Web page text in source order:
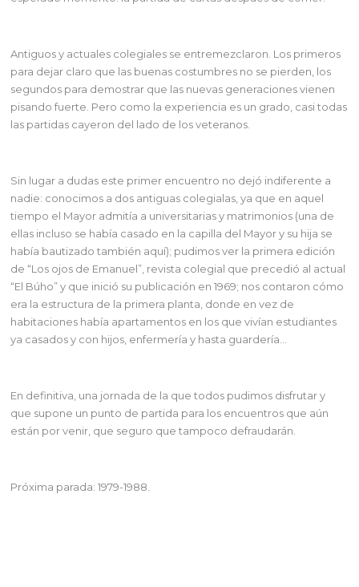
Antiguos y actuales colegiales se entremezclaron. Los primeros
para dejar claro que las buenas costumbres no se pierden, los
segundos para demostrar que las nuevas generaciones vienen
pisando fuerte. Pero como la experiencia es un grado, casi todas
las partidas cayeron del lado de los veteranos.
Sin lugar a dudas este primer encuentro no dejó indiferente a
nadie: conocimos a dos antiguas colegialas, ya que en aquel
tiempo el Mayor admitía a universitarias y matrimonios (una de
ellas incluso se había casado en la capilla del Mayor y su hija se
había bautizado también aquí); pudimos ver la primera edición
de “Los ojos de Emanuel”, revista colegial que precedió al actual
“El Búho” y que inició su publicación en 1969; nos contaron cómo
era la estructura de la primera planta, donde en vez de
habitaciones había apartamentos en los que vivían estudiantes
ya casados y con hijos, enfermería y hasta guardería…
En definitiva, una jornada de la que todos pudimos disfrutar y
que supone un punto de partida para los encuentros que aún
están por venir, que seguro que tampoco defraudarán.
Próxima parada: 1979-1988.